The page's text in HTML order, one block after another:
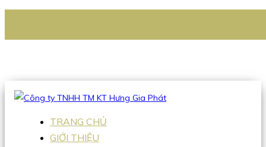
Hotline:0938 336 079
TRANG CHỦ
GIỚI THIỆU